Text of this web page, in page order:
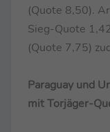
(Quote 8,50).
Sieg-Quote
(Quote 7,75)
Paraguay und
mit Torjäger-